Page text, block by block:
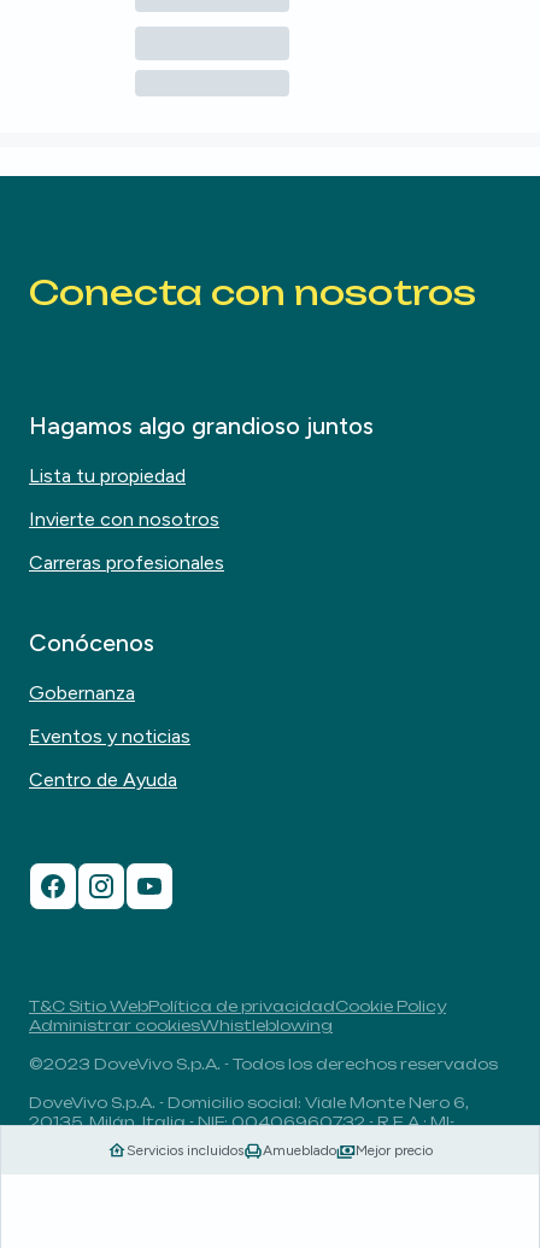
Servicios incluidos Amueblado Mejor precio
Conecta con nosotros
Hagamos algo grandioso juntos
Lista tu propiedad
Invierte con nosotros
Carreras profesionales
Conócenos
Gobernanza
Eventos y noticias
Centro de Ayuda
T&C Sitio WebPolítica de privacidadCookie Policy
Administrar cookiesWhistleblowing
©2023 DoveVivo S.p.A. - Todos los derechos reservados
DoveVivo S.p.A. - Domicilio social: Viale Monte Nero 6,
20135, Milán, Italia - NIF: 00406960732 - R.E.A.: MI-
1838078 - Capital social: 1.829.649,81 euros totalmente
desembolsado